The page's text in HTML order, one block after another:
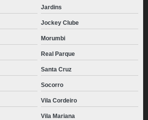
Jardins
Jockey Clube
Morumbi
Real Parque
Santa Cruz
Socorro
Vila Cordeiro
Vila Mariana